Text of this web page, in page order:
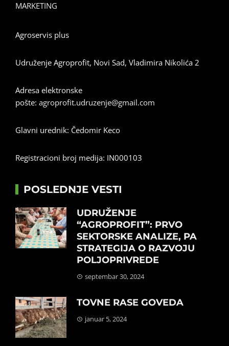
MARKETING
Agroservis plus
Udruženje Agroprofit, Novi Sad, Vladimira Nikolića 2
Adresa elektronske
pošte: agroprofit.udruzenje@gmail.com
Glavni urednik: Čedomir Keco
Registracioni broj medija: IN000103
POSLEDNJE VESTI
UDRUŽENJE
“AGROPROFIT”: PRVO
SEKTORSKE ANALIZE, PA
STRATEGIJA O RAZVOJU
POLJOPRIVREDE
septembar 30, 2024
TOVNE RASE GOVEDA
januar 5, 2024